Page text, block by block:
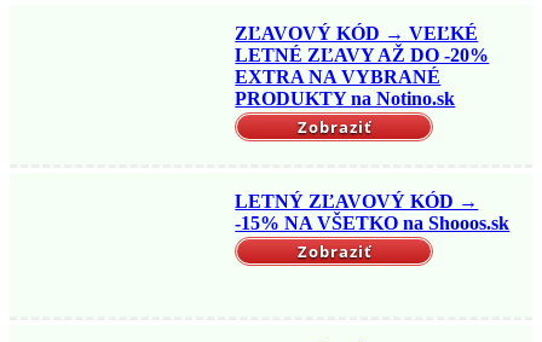
ZĽAVOVÝ KÓD → VEĽKÉ
LETNÉ ZĽAVY AŽ DO -20%
EXTRA NA VYBRANÉ
PRODUKTY na Notino.sk
Zobraziť
LETNÝ ZĽAVOVÝ KÓD →
-15% NA VŠETKO na Shooos.sk
Zobraziť